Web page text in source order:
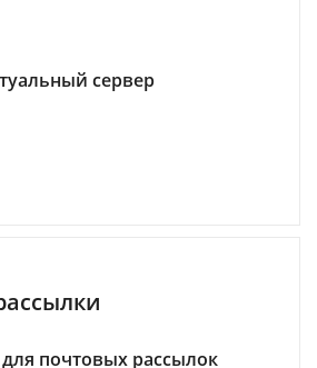
сервер
почтовых рассылок